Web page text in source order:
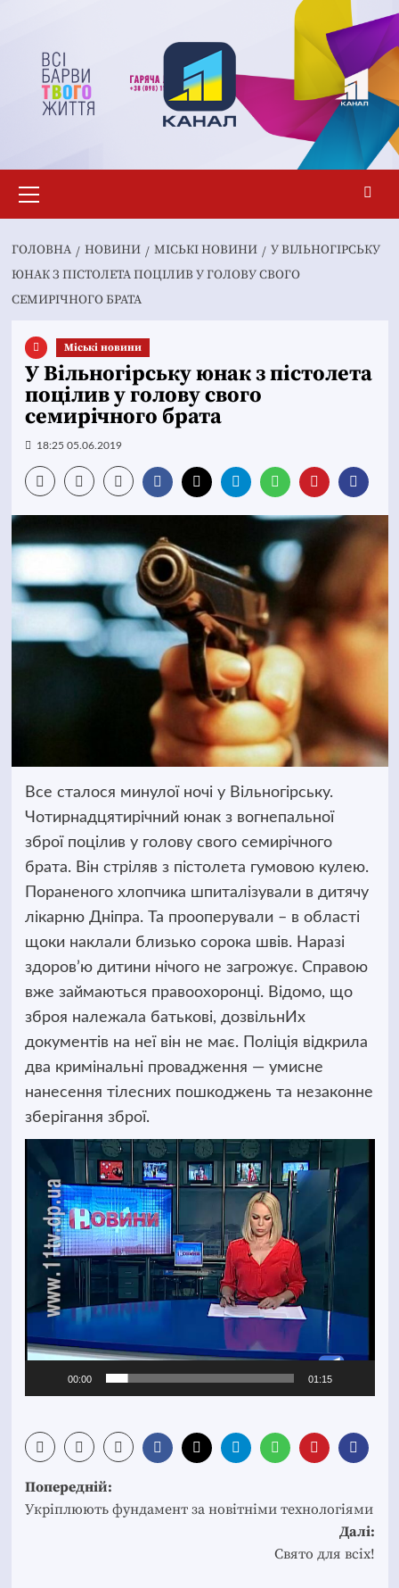
вмісту
меню
ГОЛОВНА НОВИНИ MІСЬКІ НОВИНИ
У ВІЛЬНОГІРСЬКУ
ЮНАК З ПІСТОЛЕТА ПОЦІЛИВ У ГОЛОВУ СВОГО
СЕМИРІЧНОГО БРАТА
Mіські новини
У Вільногірську юнак з пістолета
поцілив у голову свого
семирічного брата
18:25 05.06.2019
Все сталося минулої ночі у Вільногірську.
Чотирнадцятирічний юнак з вогнепальної
зброї поцілив у голову свого семирічного
брата. Він стріляв з пістолета гумовою кулею.
Пораненого хлопчика шпиталізували в дитячу
лікарню Дніпра. Та прооперували – в області
щоки наклали близько сорока швів. Наразі
здоров’ю дитини нічого не загрожує. Справою
вже займаються правоохоронці. Відомо, що
зброя належала батькові, дозвільнИх
документів на неї він не має. Поліція відкрила
два кримінальні провадження — умисне
нанесення тілесних пошкоджень та незаконне
зберігання зброї.
Відеопрогравач
00:00 01:15
Post
navigation
Попередній:
Укріплюють фундамент за новітніми технологіями
Далі:
Свято для всіх!